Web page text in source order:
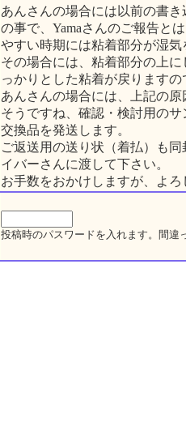
あんさんの場合には以前の書
の事で、Yamaさんのご報告と
やすい時期には粘着部分が湿気
その場合には、粘着部分の上
っかりとした粘着が戻ります
あんさんの場合には、上記の原
そうですね、確認・検討用の
交換品を発送します。
ご返送用の送り状（着払）も
イバーさんに渡して下さい。
お手数をおかけしますが、よろ
投稿時のパスワードを入れます。間違